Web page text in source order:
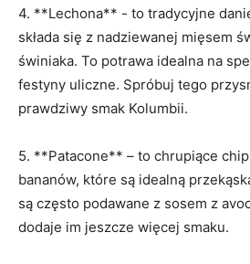
4. **Lechona** ‌- to​ tradycyjne
składa się z nadziewanej mięsem
świniaka.⁣ To potrawa‍ idealna na
festyny uliczne. Spróbuj tego
prawdziwy smak⁤ Kolumbii.
5. **Patacone** – to ⁢chrupiące
bananów, które są idealną
są często podawane‍ z sosem z
dodaje im jeszcze ⁣więcej ⁤smaku.